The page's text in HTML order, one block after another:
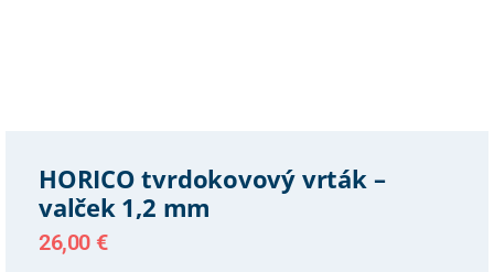
HORICO tvrdokovový vrták –
valček 1,2 mm
26,00 €